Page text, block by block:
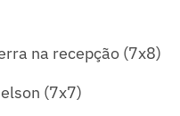
na recepção (7x8)
(7x7)